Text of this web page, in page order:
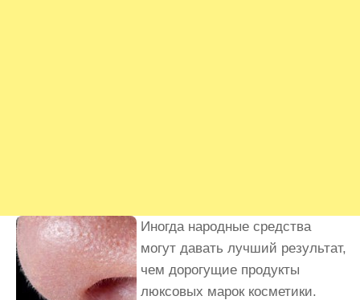
Иногда народные средства
могут давать лучший результат,
чем дорогущие продукты
люксовых марок косметики.